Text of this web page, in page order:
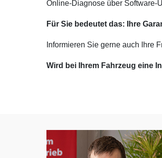
Online-Diagnose über Software-
Für Sie bedeutet das: Ihre
Informieren Sie gerne auch Ihre
Wird bei Ihrem Fahrzeug eine